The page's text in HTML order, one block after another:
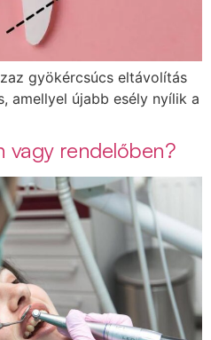
gyökércsúcs eltávolítás
amellyel újabb esély nyílik a
vagy rendelőben?